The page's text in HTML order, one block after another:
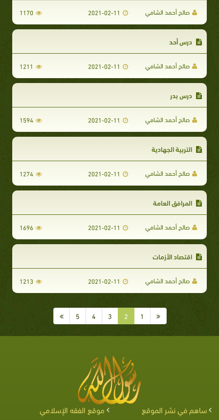
صالح أحمد الشامي 2021-02-11
1170
درس أحد
صالح أحمد الشامي 2021-02-11
1211
درس بدر
صالح أحمد الشامي 2021-02-11
1594
التربية الجهادية
صالح أحمد الشامي 2021-02-11
1274
المرافق العامة
صالح أحمد الشامي 2021-02-11
1696
اقتصاد الأزمات
صالح أحمد الشامي 2021-02-11
1213
1
2
3
4
5
ساهم في نشر الموقع
موقع الفقه الإسلامي